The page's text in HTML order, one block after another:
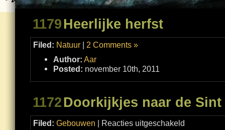
1179Heerlijke herfst
Filed: Natuur | 2 Comments »
Author: Aar
Posted: november 10th, 2011
1172Doorkijkjes naar de Sint
Filed: Gebouwen | Reacties uitgeschakeld